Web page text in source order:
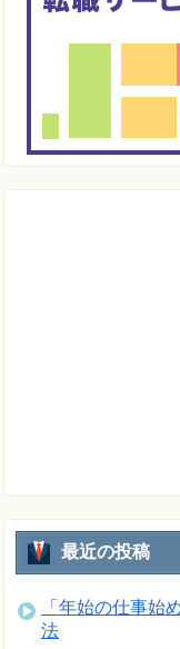
最近の投稿
「年始の仕事
法